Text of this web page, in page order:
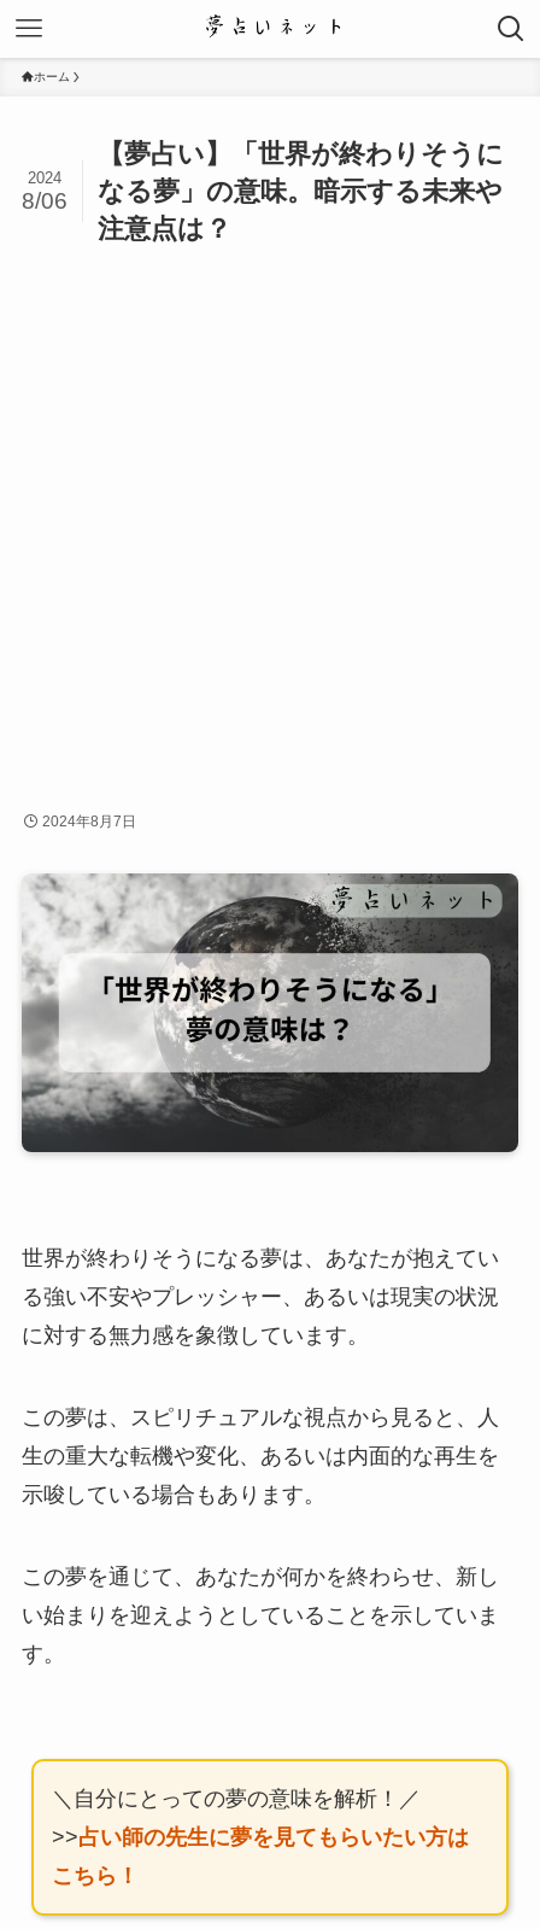
ホーム
【夢占い】「世界が終わりそうに
なる夢」の意味。暗示する未来や
注意点は？
2024
8/06
2024年8月7日
世界が終わりそうになる夢は、あなたが抱えてい
る強い不安やプレッシャー、あるいは現実の状況
に対する無力感を象徴しています。
この夢は、スピリチュアルな視点から見ると、人
生の重大な転機や変化、あるいは内面的な再生を
示唆している場合もあります。
この夢を通じて、あなたが何かを終わらせ、新し
い始まりを迎えようとしていることを示していま
す。
＼自分にとっての夢の意味を解析！／
>>占い師の先生に夢を見てもらいたい方は
こちら！